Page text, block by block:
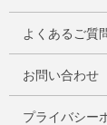
よくあるご質
お問い合わせ
プライバシー